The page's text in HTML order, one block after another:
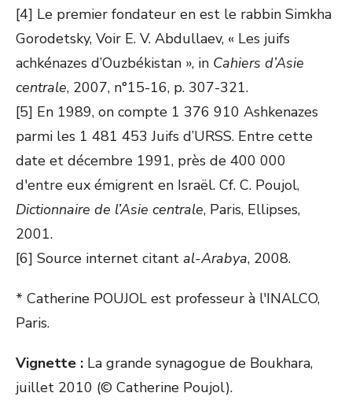
[4] Le premier fondateur en est le rabbin Simkha
Gorodetsky, Voir E. V. Abdullaev, « Les juifs
achkénazes d’Ouzbékistan », in Cahiers d’Asie
centrale, 2007, n°15-16, p. 307-321.
[5] En 1989, on compte 1 376 910 Ashkenazes
parmi les 1 481 453 Juifs d’URSS. Entre cette
date et décembre 1991, près de 400 000
d'entre eux émigrent en Israël. Cf. C. Poujol,
Dictionnaire de l’Asie centrale, Paris, Ellipses,
2001.
[6] Source internet citant al-Arabya, 2008.
* Catherine POUJOL est professeur à l'INALCO,
Paris.
Vignette : La grande synagogue de Boukhara,
juillet 2010 (© Catherine Poujol).